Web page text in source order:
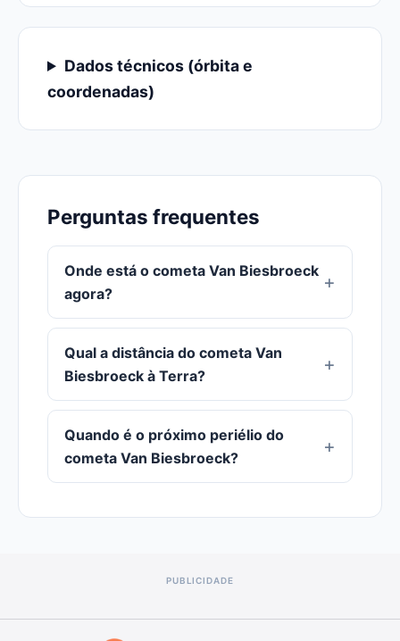
Dados técnicos (órbita e
coordenadas)
Perguntas frequentes
Onde está o cometa Van Biesbroeck
agora?
Qual a distância do cometa Van
Biesbroeck à Terra?
Quando é o próximo periélio do
cometa Van Biesbroeck?